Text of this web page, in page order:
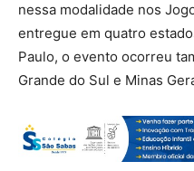
nessa modalidade nos
entregue em quatro
Paulo, o evento ocorreu
Grande do Sul e Minas